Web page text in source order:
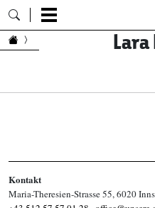
Zum Inhalt springen Lara
Kontakt
Maria-Theresien-Strasse 55, 6020